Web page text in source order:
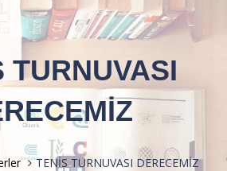
TURNUVASI
TENİS TURNUVASI DERECEMİZ